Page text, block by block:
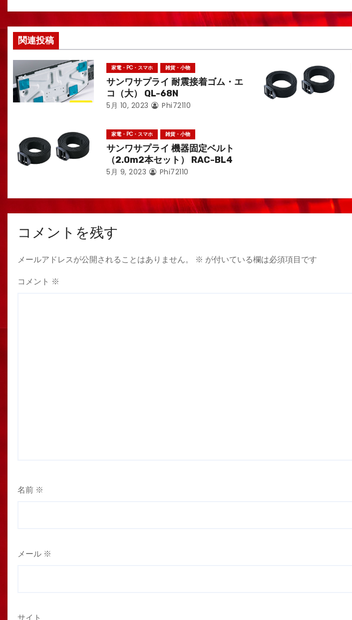
ョ
ン
関連投稿
家電・PC・スマホ 雑貨・小物
サンワサプライ 耐震接着ゴム・エ
コ（大） QL-68N
5月 10, 2023 Phi72110
家電・PC・スマホ 雑貨・小物
サンワサプライ 機器固定ベルト
（2.0m2本セット） RAC-BL4
5月 9, 2023 Phi72110
コメントを残す
メールアドレスが公開されることはありません。 ※ が付いている欄は必須項目です
コメント ※
名前 ※
メール ※